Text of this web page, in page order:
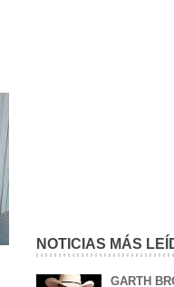
NOTICIAS MÁS
GARTH